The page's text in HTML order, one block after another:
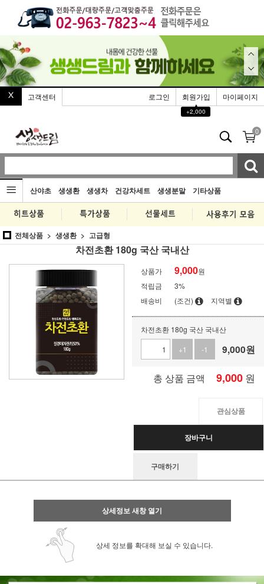
고객센터 로그인
회원가입
▲
+2,000
마이페이지
0
산야초 생생환 생생차 건강차세트 생생분말 기타상품
전체상품 생생환 고급형
차전초환 180g 국산 국내산
상품가 9,000원
적립금
3%
배송비
(조건) 지역별
차전초환 180g 국산 국내산
+1
-1 9,000원
총 상품 금액 9,000 원
관심상품
장바구니
구매하기
상세정보 새창 열기
상세 정보를 확대해 보실 수 있습니다.